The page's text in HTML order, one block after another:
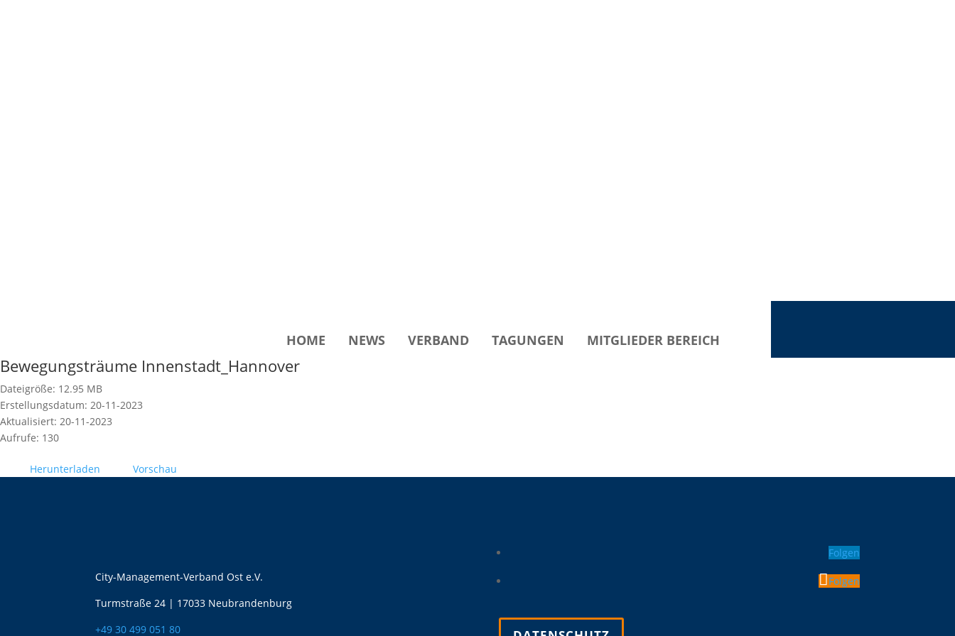
HOME NEWS VERBAND TAGUNGEN MITGLIEDER BEREICH
Bewegungsträume Innenstadt_Hannover
Dateigröße: 12.95 MB
Erstellungsdatum: 20-11-2023
Aktualisiert: 20-11-2023
Aufrufe: 130
Herunterladen Vorschau
City-Management-Verband Ost e.V.
Turmstraße 24 | 17033 Neubrandenburg
+49 30 499 051 80
Folgen
Folgen